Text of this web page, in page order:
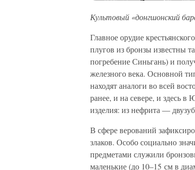
Культовый «донгшонский
Главное орудие
плугов из бронзы известны
погребение Синьгань) и
железного века. Основной
находят аналоги во всей
ранее, и на севере, и здесь
изделия: из нефрита —
В сфере верований
злаков. Особо социально
предметами служили
маленькие (до 10–15 см в